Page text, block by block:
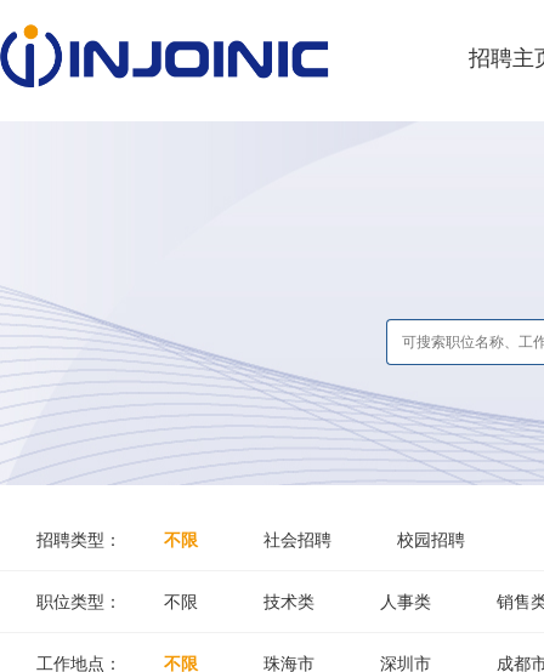
招聘主
招聘类型： 不限 社会招聘 校园招聘
职位类型： 不限 技术类 人事类 销售
工作地点： 不限 珠海市 深圳市 成都